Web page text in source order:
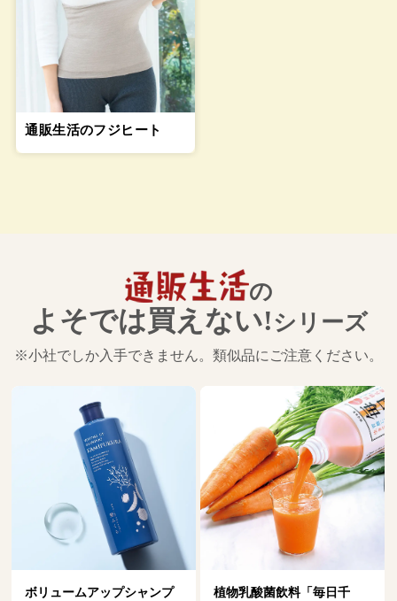
通販生活のフジヒート
の
よそでは買えない!シリーズ
※小社でしか入手できません。類似品にご注意ください。
植物乳酸菌飲料「毎日千
搾り立てエゴマ油
税込 1,890－3,780 円